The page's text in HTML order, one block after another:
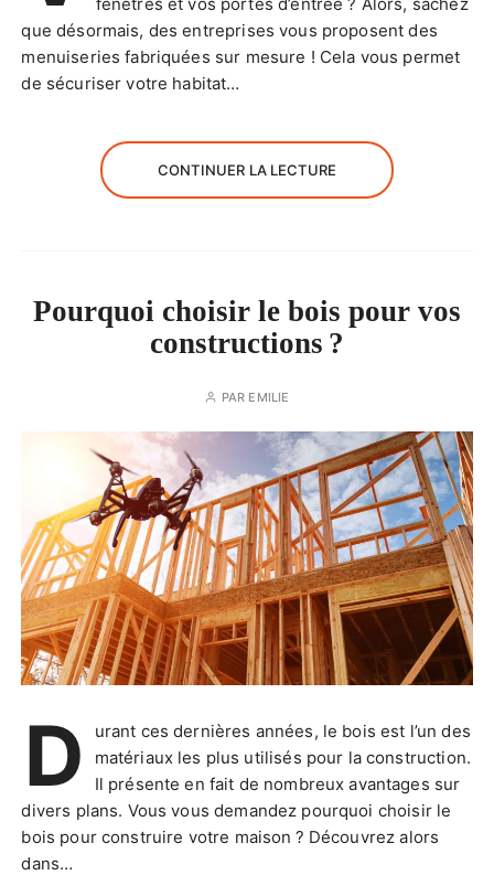
que désormais, des entreprises vous proposent des
menuiseries fabriquées sur mesure ! Cela vous permet
de sécuriser votre habitat…
CONTINUER LA LECTURE
Pourquoi choisir le bois pour vos
constructions ?
PAR EMILIE
D
urant ces dernières années, le bois est l’un des
matériaux les plus utilisés pour la construction.
Il présente en fait de nombreux avantages sur
divers plans. Vous vous demandez pourquoi choisir le
bois pour construire votre maison ? Découvrez alors
dans…